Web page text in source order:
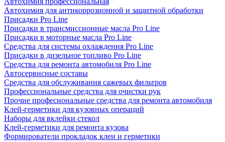
Автохимия для антикоррозионной и защитной обработки
Присадки Pro Line
Присадки в трансмиссионные масла Pro Line
Присадки в моторные масла Pro Line
Средства для системы охлаждения Pro Line
Присадки в дизельное топливо Pro Line
Средства для ремонта автомобиля Pro Line
Автосервисные составы
Средства для обслуживания сажевых фильтров
Профессиональные средства для очистки рук
Прочие професиональные средства для ремонта автомобиля
Клей-герметики для кузовных операций
Наборы для вклейки стекол
Клей-герметики для ремонта кузова
Формирователи прокладок клеи и герметики